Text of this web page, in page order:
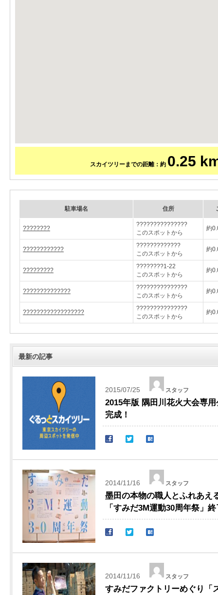
スカイツリーまでの距離：約 0.25
駐車場名 住所
????????
???????????????
このスポットから
約
????????????
?????????????
このスポットから
約
?????????
????????1-22
このスポットから
約
??????????????
???????????????
このスポットから
約
??????????????????
???????????????
このスポットから
約
最新の記事
2015/07/25 スタッフ
2015年版 隅田川花火大会専
完成！
2014/11/16 スタッフ
墨田の本物の職人とふれあえ
「すみだ3M運動30周年祭」
2014/11/16 スタッフ
すみだファクトリーめぐり「